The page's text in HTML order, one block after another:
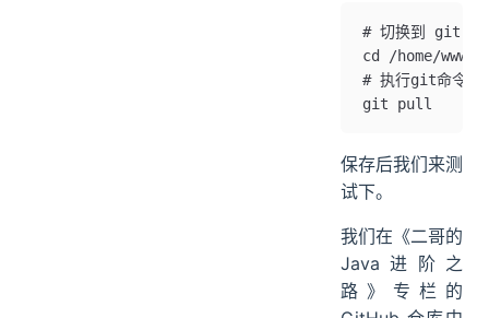
容：
# 切换到 git 目
git pull
保存后我们来测
试下。
我们在《二哥的